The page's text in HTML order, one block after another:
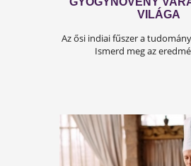
Az ősi indiai fűszer
Ismerd meg